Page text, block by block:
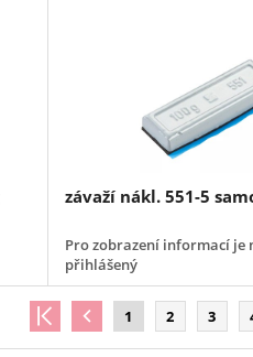
závaží nákl. 551-5
Pro zobrazení informací je
přihlášený
1 2 3